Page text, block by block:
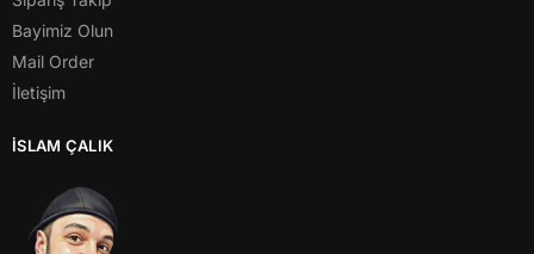
Bayimiz Olun
Mail Order
İletişim
İSLAM ÇALIK